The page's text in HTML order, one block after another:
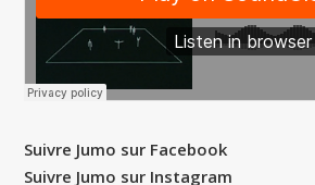
Suivre Jumo sur Facebook
Suivre Jumo sur Instagram